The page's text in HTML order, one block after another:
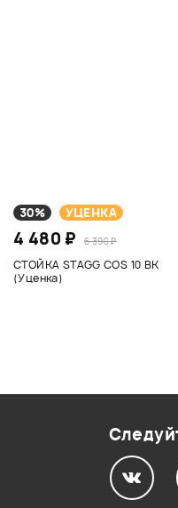
30% УЦЕНКА
4 480 ₽ 6 390 ₽
СТОЙКА STAGG COS 10 BK
(Уценка)